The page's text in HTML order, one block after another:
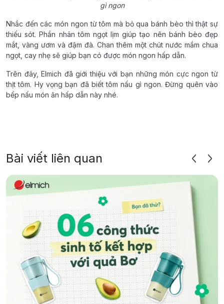
gì ngon
Nhắc đến các món ngon từ tôm mà bỏ qua bánh bèo thì thật sự
thiếu sót. Phần nhân tôm ngọt lịm giúp tạo nên bánh bèo đẹp
mắt, vàng ươm và đậm đà. Chan thêm một chút nước mắm chua
ngọt, cay nhẹ sẽ giúp bạn có được món ngon hấp dẫn.
Trên đây, Elmich đã giới thiệu với bạn những món cực ngon từ
thịt tôm. Hy vọng bạn đã biết tôm nấu gì ngon. Đừng quên vào
bếp nấu món ăn hấp dẫn này nhé.
Bài viết liên quan